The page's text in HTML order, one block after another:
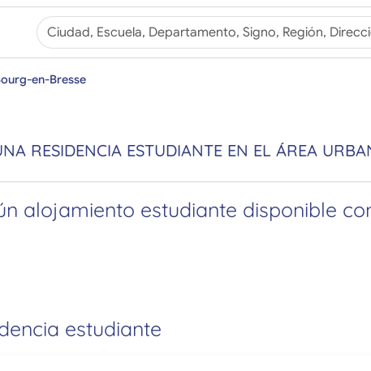
en-Bresse
RESIDENCIA ESTUDIANTE EN EL ÁREA
alojamiento estudiante disponible
estudiante